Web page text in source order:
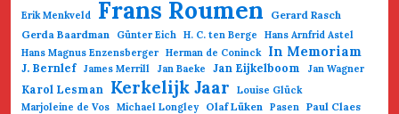
Erik Menkveld Frans Roumen
Gerard Rasch
Gerda Baardman
Günter Eich H. C. ten Berge
Hans Arnfrid Astel
Hans Magnus Enzensberger Herman de Coninck In Memoriam
J. Bernlef James Merrill Jan Baeke Jan Eijkelboom Jan Wagner
Karol Lesman Kerkelijk Jaar
Louise Glück
Marjoleine de Vos Michael Longley Olaf Lüken Pasen Paul Claes